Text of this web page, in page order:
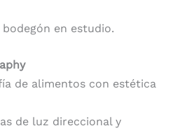
bodegón en estudio.
de alimentos con estética
de luz direccional y